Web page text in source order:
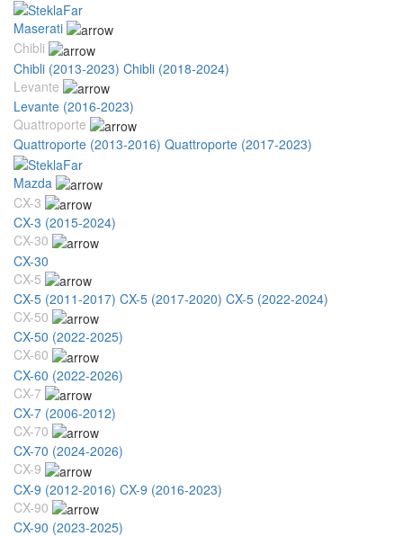
Maserati
Chibli
Chibli (2013-2023) Chibli (2018-2024)
Levante
Levante (2016-2023)
Quattroporte
Quattroporte (2013-2016) Quattroporte (2017-2023)
Mazda
CX-3
CX-3 (2015-2024)
CX-30
CX-30
CX-5
CX-5 (2011-2017) CX-5 (2017-2020) CX-5 (2022-2024)
CX-50
CX-50 (2022-2025)
CX-60
CX-60 (2022-2026)
CX-7
CX-7 (2006-2012)
CX-70
CX-70 (2024-2026)
CX-9
CX-9 (2012-2016) CX-9 (2016-2023)
CX-90
CX-90 (2023-2025)